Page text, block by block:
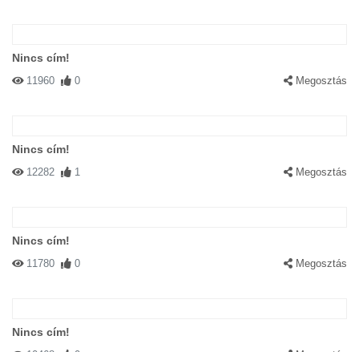
Nincs cím!
11960 0 Megosztás
Nincs cím!
12282 1 Megosztás
Nincs cím!
11780 0 Megosztás
Nincs cím!